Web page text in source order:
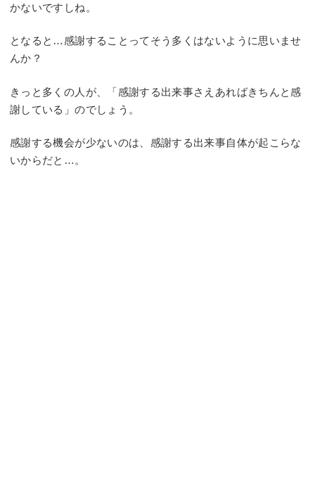
かないですしね。
となると…感謝することってそう多くはないように思いませ
んか？
きっと多くの人が、「感謝する出来事さえあればきちんと感
謝している」のでしょう。
感謝する機会が少ないのは、感謝する出来事自体が起こらな
いからだと…。